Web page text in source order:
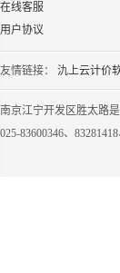
在线客服
用户协议
友情链接： 氿上云计价
南京江宁开发区胜太路
025-83600346、